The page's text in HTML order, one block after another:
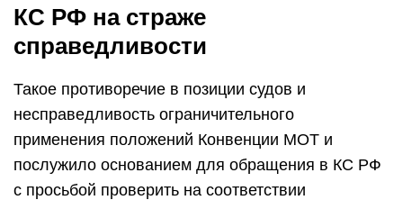
КС РФ на страже
справедливости
Такое противоречие в позиции судов и
несправедливость ограничительного
применения положений Конвенции МОТ и
послужило основанием для обращения в КС РФ
с просьбой проверить на соответствии